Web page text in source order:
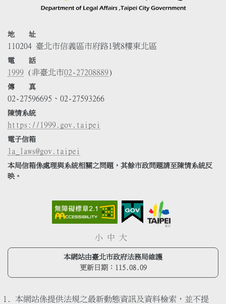
地 址
110204 臺北市信義區市府路1號8樓東北區
電 話
1999 (非臺北市02-27208889)
傳 真
02-27596695、02-27593266
陳情系統
https://1999.gov.taipei
電子信箱
la_laws@gov.taipei
本局信箱係處理與系統相關之問題，其餘市政問題請至陳情系統反
映。
小 中 大
本網站由臺北市政府法務局維護
更新日期： 115.08.09
本網站係提供法規之最新動態資訊及資料檢索，並不提